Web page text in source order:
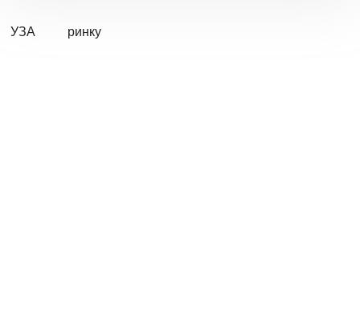
УЗА ринку